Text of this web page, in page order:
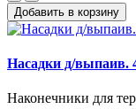
Добавить в корзину
Насадки д/выпаив.
Наконечники для